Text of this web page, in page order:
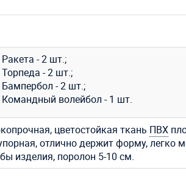
Ракета - 2 шт.;
Торпеда - 2 шт.;
Бампербол - 2 шт.;
Командный волейбол - 1 шт.
цветостойкая ткань ПВХ
отлично держит форму, легко
изделия, поролон 5-10 см.